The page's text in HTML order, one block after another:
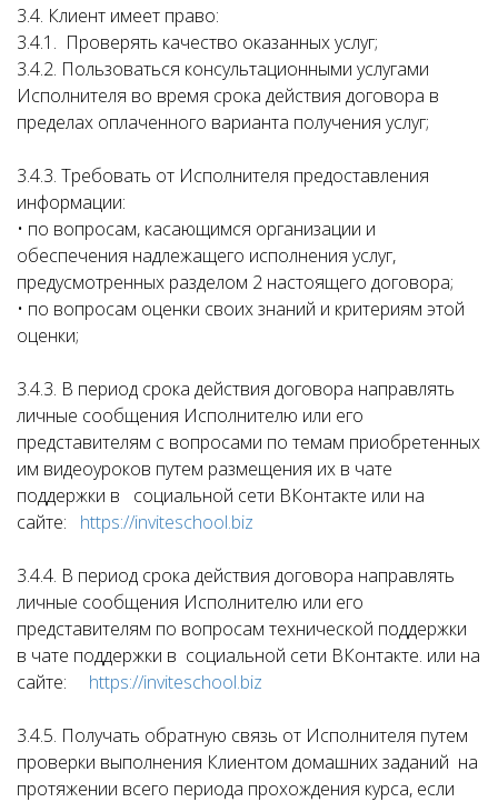
3.4. Клиент имеет право:
3.4.1. Проверять качество оказанных услуг;
3.4.2. Пользоваться консультационными услугами
Исполнителя во время срока действия договора в
пределах оплаченного варианта получения услуг;
3.4.3. Требовать от Исполнителя предоставления
информации:
• по вопросам, касающимся организации и
обеспечения надлежащего исполнения услуг,
предусмотренных разделом 2 настоящего договора;
• по вопросам оценки своих знаний и критериям этой
оценки;
3.4.3. В период срока действия договора направлять
личные сообщения Исполнителю или его
представителям с вопросами по темам приобретенных
им видеоуроков путем размещения их в чате
поддержки в социальной сети ВКонтакте или на
сайте: https://inviteschool.biz
3.4.4. В период срока действия договора направлять
личные сообщения Исполнителю или его
представителям по вопросам технической поддержки
в чате поддержки в социальной сети ВКонтакте. или на
сайте: https://inviteschool.biz
3.4.5. Получать обратную связь от Исполнителя путем
проверки выполнения Клиентом домашних заданий на
протяжении всего периода прохождения курса, если